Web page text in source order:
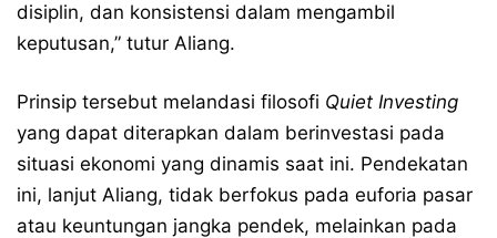
disiplin, dan konsistensi dalam mengambil
keputusan,” tutur Aliang.
Prinsip tersebut melandasi filosofi Quiet Investing
yang dapat diterapkan dalam berinvestasi pada
situasi ekonomi yang dinamis saat ini. Pendekatan
ini, lanjut Aliang, tidak berfokus pada euforia pasar
atau keuntungan jangka pendek, melainkan pada